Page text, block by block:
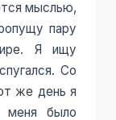
мыслью,
пару
Я ищу
Со
же день я
меня было